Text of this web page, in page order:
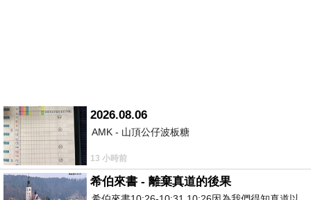
2026.08.06
AMK - 山頂公仔波板糖
13 小時前
希伯來書 - 離棄真道的後果